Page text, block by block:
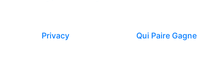
Privacy Qui Paire Gagne